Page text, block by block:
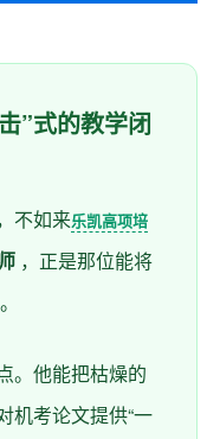
”式的教学闭
不如来乐凯高项培
，正是那位能将
。他能把枯燥的
机考论文提供“一